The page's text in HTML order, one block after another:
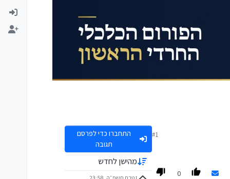
#1
0
התחברו כדי לפרסם
תגובה
מהישן לחדש